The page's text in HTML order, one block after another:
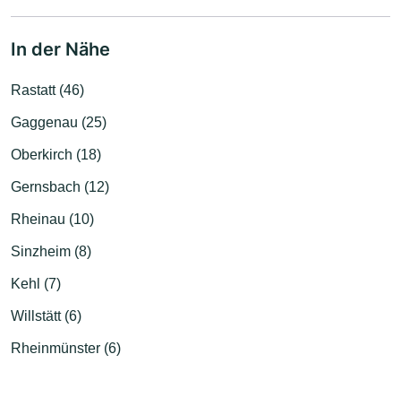
In der Nähe
Rastatt (46)
Gaggenau (25)
Oberkirch (18)
Gernsbach (12)
Rheinau (10)
Sinzheim (8)
Kehl (7)
Willstätt (6)
Rheinmünster (6)